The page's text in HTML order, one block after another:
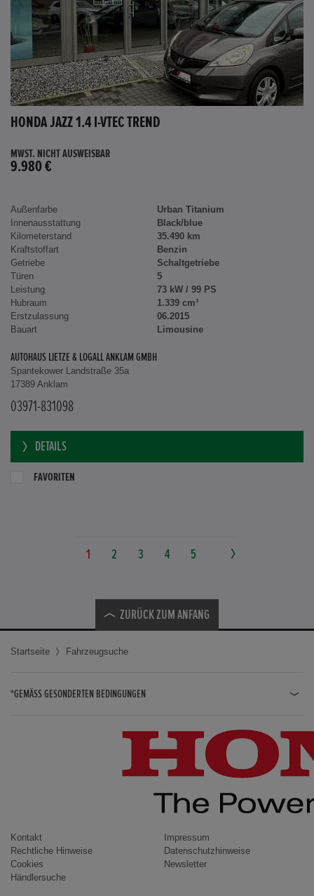
HONDA JAZZ 1.4 I-VTEC TREND
MWST. NICHT AUSWEISBAR
9.980 €
Außenfarbe
Urban Titanium
Innenausstattung
Black/blue
Kilometerstand
35.490 km
Kraftstoffart
Benzin
Getriebe
Schaltgetriebe
Türen
5
Leistung
73 kW / 99 PS
Hubraum
1.339 cm³
Erstzulassung
06.2015
Bauart
Limousine
AUTOHAUS LIETZE & LOGALL ANKLAM GMBH
Spantekower Landstraße 35a
17389 Anklam
03971-831098
DETAILS
FAVORITEN
1 2 3 4 5
ZURÜCK ZUM ANFANG
Startseite Fahrzeugsuche
*GEMÄSS GESONDERTEN BEDINGUNGEN
CIVIC / CIVIC LIMOUSINE
INSIGHT
ACCORD
Kontakt
Impressum
Rechtliche Hinweise
Datenschutzhinweise
Cookies
Newsletter
Händlersuche